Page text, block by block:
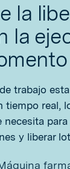
la
la
trabajo
tiempo real,
necesita
y liberar